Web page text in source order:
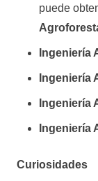
puede
Ingeniería
Ingeniería
Ingeniería
Ingeniería
Curiosidades